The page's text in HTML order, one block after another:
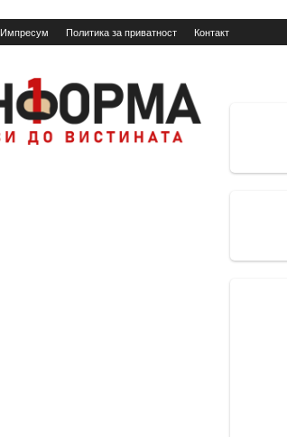
Импресум Политика за приватност Контакт
Informa.mk